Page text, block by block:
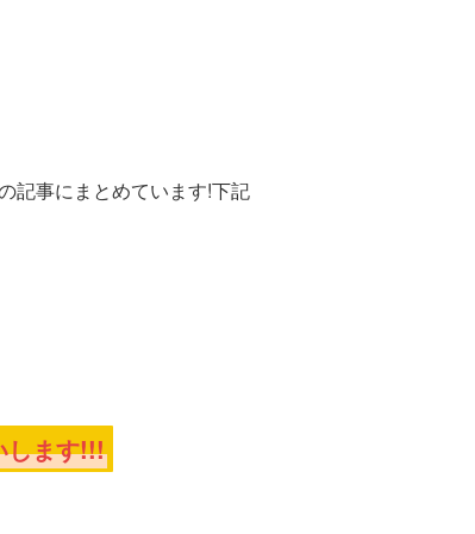
記事にまとめています!下記
します!!!